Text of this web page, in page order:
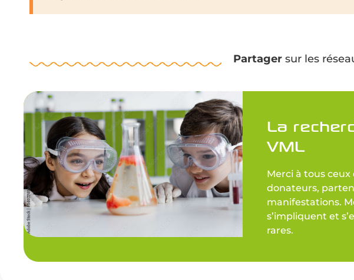
Partagersur les
La
VML
Merci à tous ceux
donateurs,
manifestations.
s’impliquent et
rares.